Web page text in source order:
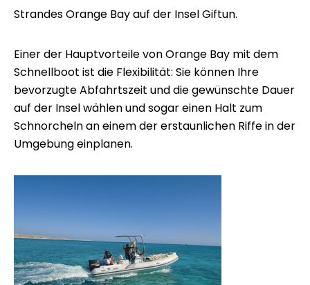
Strandes Orange Bay auf der Insel Giftun.
Einer der Hauptvorteile von Orange Bay mit dem
Schnellboot ist die Flexibilität: Sie können Ihre
bevorzugte Abfahrtszeit und die gewünschte Dauer
auf der Insel wählen und sogar einen Halt zum
Schnorcheln an einem der erstaunlichen Riffe in der
Umgebung einplanen.